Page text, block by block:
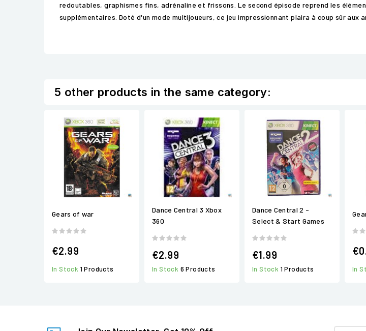
redoutables, graphismes fins, adrénaline et frissons. Le second épisode reprend les
supplémentaires. Doté d'un mode multijoueurs, ce jeu impressionnant plaira à coup sûr aux
5 other products in the same category:
Gears of war
€2.99
In Stock 1 Products
Dance Central 3 Xbox
360
€2.99
In Stock 6 Products
Dance Central 2 -
Select & Start Games
€1.99
In Stock 1 Products In